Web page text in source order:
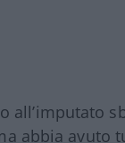
all’imputato
abbia avuto